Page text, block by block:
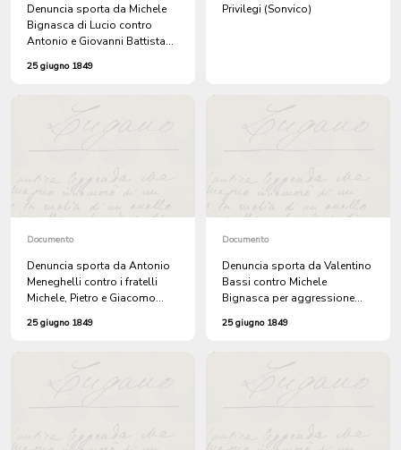
Denuncia sporta da Michele
Bignasca di Lucio contro
Antonio e Giovanni Battista
Bassi per aggressione con
25 giugno 1849
Privilegi (Sonvico)
Documento
Denuncia sporta da Antonio
Meneghelli contro i fratelli
Michele, Pietro e Giacomo
25 giugno 1849
Documento
Denuncia sporta da Valentino
Bassi contro Michele
Bignasca per aggressione
25 giugno 1849